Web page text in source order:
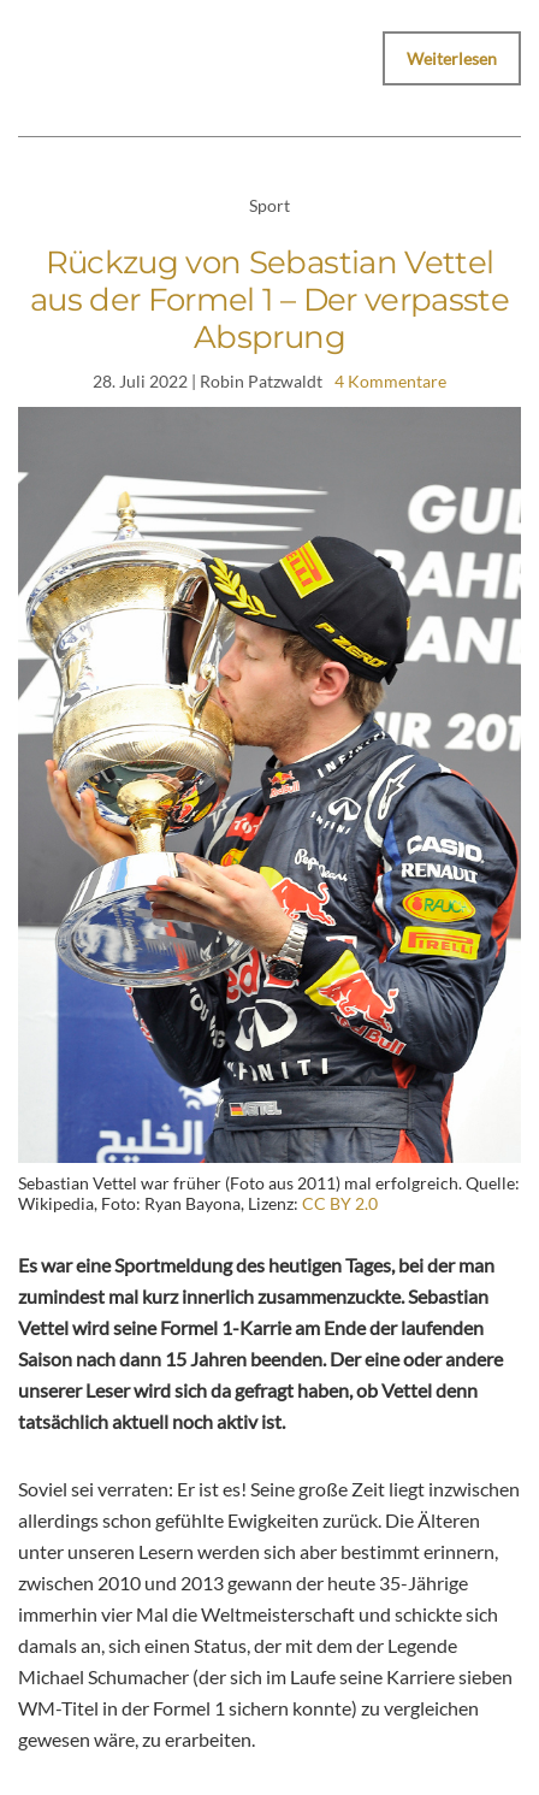
Weiterlesen
Sport
Rückzug von Sebastian Vettel
aus der Formel 1 – Der verpasste
Absprung
28. Juli 2022 | Robin Patzwaldt 4 Kommentare
Sebastian Vettel war früher (Foto aus 2011) mal erfolgreich. Quelle:
Wikipedia, Foto: Ryan Bayona, Lizenz: CC BY 2.0
Es war eine Sportmeldung des heutigen Tages, bei der man
zumindest mal kurz innerlich zusammenzuckte. Sebastian
Vettel wird seine Formel 1-Karrie am Ende der laufenden
Saison nach dann 15 Jahren beenden. Der eine oder andere
unserer Leser wird sich da gefragt haben, ob Vettel denn
tatsächlich aktuell noch aktiv ist.
Soviel sei verraten: Er ist es! Seine große Zeit liegt inzwischen
allerdings schon gefühlte Ewigkeiten zurück. Die Älteren
unter unseren Lesern werden sich aber bestimmt erinnern,
zwischen 2010 und 2013 gewann der heute 35-Jährige
immerhin vier Mal die Weltmeisterschaft und schickte sich
damals an, sich einen Status, der mit dem der Legende
Michael Schumacher (der sich im Laufe seine Karriere sieben
WM-Titel in der Formel 1 sichern konnte) zu vergleichen
gewesen wäre, zu erarbeiten.